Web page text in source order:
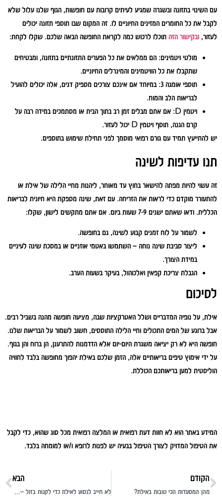
עם השינוי בתזונה ובשגרה שמגיע לעיתים קרובות עם חופשות, הגוף שלנו עלול שלא
לקבל את כל החומרים המזינים החיוניים לו. זה המקום שבו תוספי תזונה יכולים
לעזור, ובקישור הזה תוכלו לרכוש כמה לקראת החופשה הבאה שלכם. שקלו לקחת:
מולטי ויטמינים: הם ממלאים את כל הפערים התזונתיים בתזונה, ומבטיחים
שתקבלו את כל הוויטמינים והמינרלים החיוניים.
תוספי אומגה 3:
במיוחד אם אינכם צורכים מספיק דגים, אלה יכולים להועיל
לבריאות הלב והמוח.
ויטמין D:
אם אתם מבלים זמן רב בתוך הבית או מסתמכים במידה רבה על
קרם הגנה, תוסף ויטמין D יכול לעזור.
יש להתייעץ תמיד עם גורם רפואי מוסמך לפני תחילת שימוש בתוספים.
תנו עדיפות לשינה
זה עשוי להיות מפתה להישאר בחוץ עד מאוחר, ליהנות מחיי הלילה של אילת או
להתעורר מוקדם כדי לראות את הזריחה. עם זאת, שינה מספקת היא חיונית לבריאות
הכללית. ודאו שאתם ישנים 7-9 שעות ביום. אם אתם מתקשים לישון, שקלו:
לשמור על לוח זמנים קבוע לשינה, גם בחופשה.
ליצור סביבת שינה נוחה – השתמשו באטמי אוזניים או במסכת שינה לעיניים
במידת הצורך.
הגבלת צריכת קפאין ואלכוהול, בעיקר בשעות הערב.
לסיכום
אילת, על נופיה המדבריים ושלל האטרקציות שבה, מציעה חופשה מהנה בשביל רבים.
אבל ברוגע של המים התכולים וחיי הלילה התוססים, חשוב לשמור על הבריאות שלנו.
חופשה היא לא רק יציאה משגרת היום-יום אלא הזדמנות להתרענן, הן ברוח והן בגוף.
על ידי אימוץ טיפים בריאותיים אלה, הזמן שלכם באילת יהפוך מחופשה בלבד לחוויה
הוליסטית למען בריאותכם הכוללת.
המידע באתר הוא לא חוות דעת רפואית או המלצה רפואית מכל סוג שהוא, כדי לקבל
את הטיפול המדויק לצורך הטיפול בבעיה יש לפנות לרופא ו/או למומחה בלבד.
הקודם
מהן המסעדות הכי טובות באילת?
הבא